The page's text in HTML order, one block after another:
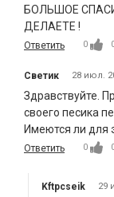
БОЛЬШОЕ
ДЕЛАЕТЕ !
Ответить 0
Светик 28 июл.
Здравствуйте.
своего песика
Имеются ли для
Ответить 0
Kftpcseik 29